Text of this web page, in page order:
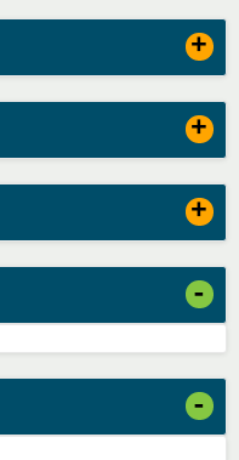
+
+
+
-
-